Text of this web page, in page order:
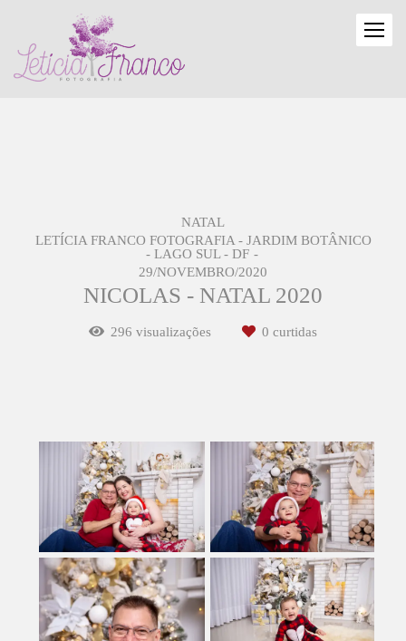
NATAL
LETÍCIA FRANCO FOTOGRAFIA - JARDIM BOTÂNICO
- LAGO SUL - DF
29/NOVEMBRO/2020
NICOLAS - NATAL 2020
296 visualizações 0 curtidas